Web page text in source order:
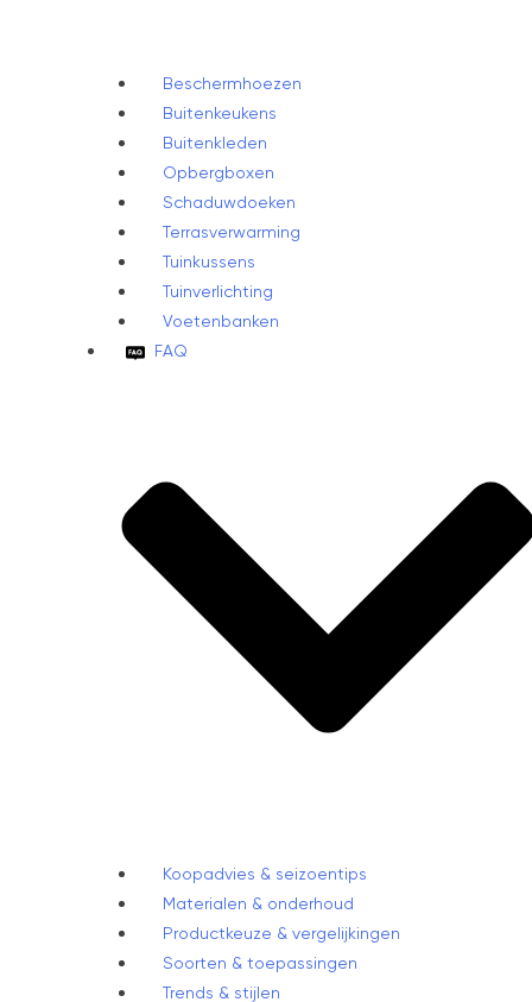
Beschermhoezen
Buitenkeukens
Buitenkleden
Opbergboxen
Schaduwdoeken
Terrasverwarming
Tuinkussens
Tuinverlichting
Voetenbanken
FAQ
Koopadvies & seizoentips
Materialen & onderhoud
Productkeuze & vergelijkingen
Soorten & toepassingen
Trends & stijlen